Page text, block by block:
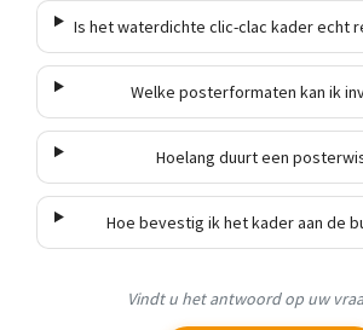
Is het waterdichte clic-clac kader echt
Welke posterformaten kan ik
Hoelang duurt een
Hoe bevestig ik het kader aan de
Vindt u het antwoord op uw